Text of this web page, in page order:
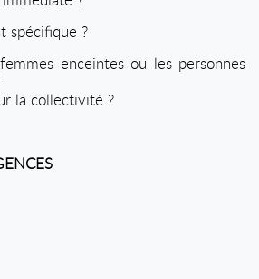
spécifique ?
enceintes ou les personnes
la collectivité ?